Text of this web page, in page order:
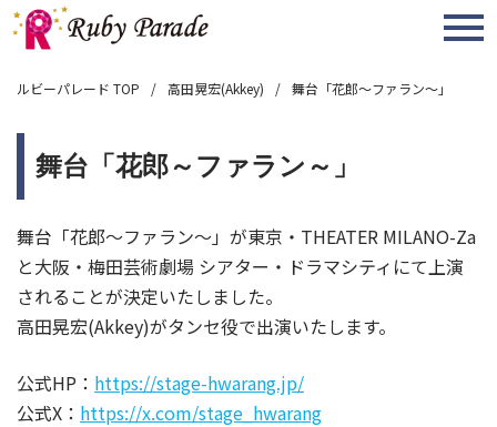
MENU
ルビーパレード TOP 高田晃宏(Akkey) 舞台「花郎～ファラン～」
舞台「花郎～ファラン～」
舞台「花郎～ファラン～」が東京・THEATER MILANO-Za
と大阪・梅田芸術劇場 シアター・ドラマシティにて上演
されることが決定いたしました。
高田晃宏(Akkey)がタンセ役で出演いたします。
公式HP： https://stage-hwarang.jp/
公式X： https://x.com/stage_hwarang